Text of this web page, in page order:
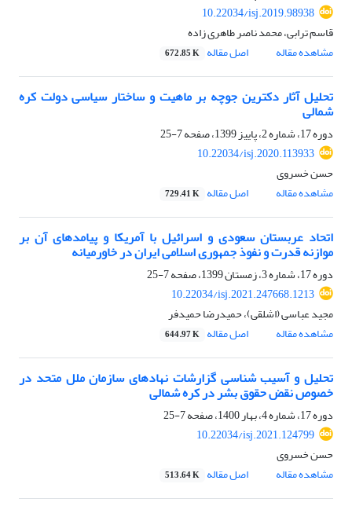
10.22034/isj.2019.98938
قاسم ترابی، محمد ناصر طاهری زاده
مشاهده مقاله
اصل مقاله 672.85 K
تحلیل آثار دکترین جوچه بر ماهیت و ساختار سیاسی دولت کره
شمالی
دوره 17، شماره 2، پاییز 1399، صفحه
7-25
10.22034/isj.2020.113933
حسن خسروی
مشاهده مقاله
اصل مقاله 729.41 K
اتحاد عربستان سعودی و اسرائیل با آمریکا و پیامدهای آن بر
موازنه قدرت و نفوذ جمهوری اسلامی ایران در خاورمیانه
دوره 17، شماره 3، زمستان 1399، صفحه
7-25
10.22034/isj.2021.247668.1213
مجید عباسی (اشلقی)، حمیدرضا حمیدفر
مشاهده مقاله
اصل مقاله 644.97 K
تحلیل و آسیب شناسی گزارشات نهادهای سازمان ملل متحد در
خصوص نقض حقوق بشر در کره شمالی
دوره 17، شماره 4، بهار 1400، صفحه
7-25
10.22034/isj.2021.124799
حسن خسروی
مشاهده مقاله
اصل مقاله 513.64 K